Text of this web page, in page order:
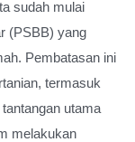
sudah mulai
(PSBB) yang
Pembatasan ini
termasuk
utama
melakukan